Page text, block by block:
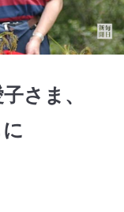
さま、
有